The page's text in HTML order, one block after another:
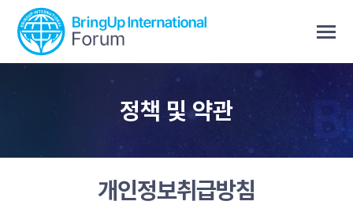
정책 및 약관
개인정보취급방침